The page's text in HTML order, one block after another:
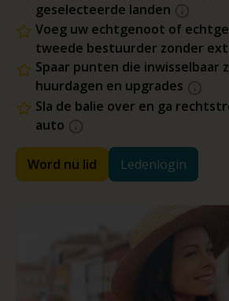
geselecteerde landen
Voeg uw echtgenoot of
tweede bestuurder zonder
Spaar punten die inwisselbaar
huurdagen en upgrades
Sla de balie over en ga
auto
Word nu lid Ledenlogin